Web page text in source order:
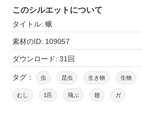
このシルエットについて
タイトル: 蛾
素材のID: 109057
ダウンロード: 31回
タグ： 虫 昆虫 生き物 生物
むし 1匹 飛ぶ 翅 ガ